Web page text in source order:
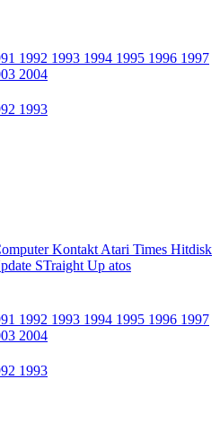
1992 1993 1994 1995 1996 1997
2004
1993
Kontakt Atari Times Hitdisk
STraight Up atos
1992 1993 1994 1995 1996 1997
2004
1993